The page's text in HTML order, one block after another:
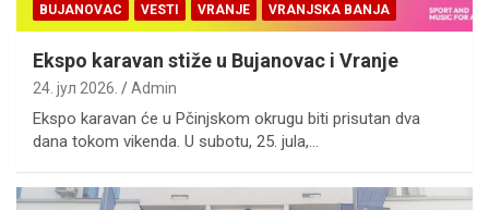
BUJANOVAC VESTI VRANJE VRANJSKA BANJA
Ekspo karavan stiže u Bujanovac i Vranje
24. јул 2026. Admin
Ekspo karavan će u Pčinjskom okrugu biti prisutan dva
dana tokom vikenda. U subotu, 25. jula,…